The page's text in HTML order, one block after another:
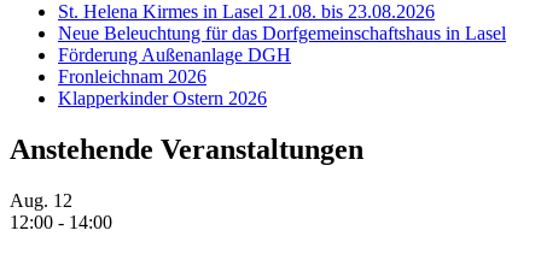
St. Helena Kirmes in Lasel 21.08. bis 23.08.2026
Neue Beleuchtung für das Dorfgemeinschaftshaus in Lasel
Förderung Außenanlage DGH
Fronleichnam 2026
Klapperkinder Ostern 2026
Anstehende Veranstaltungen
Aug. 12
12:00 - 14:00